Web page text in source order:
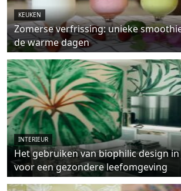
KEUKEN
Zomerse verfrissing: unieke
de warme dagen
INTERIEUR
Het gebruiken van biophilic design
voor een gezondere leefomgeving